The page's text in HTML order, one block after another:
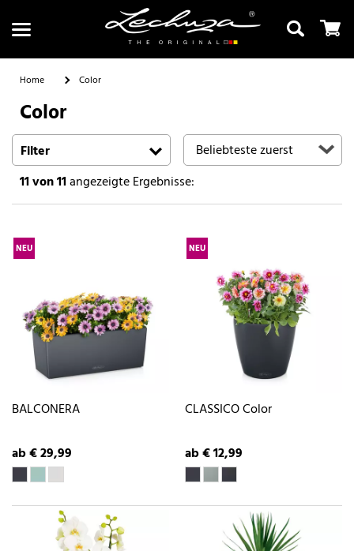
Suchen
Home Color
Color
Filter
11von 11angezeigte Ergebnisse:
NEU
BALCONERA
ab € 29,99
NEU
CLASSICO Color
ab € 12,99